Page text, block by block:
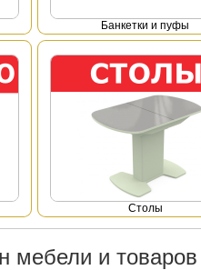
Банкетки и пуфы
Столы
мебели и